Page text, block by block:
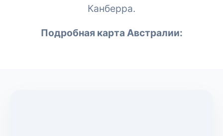
Канберра.
Подробная карта Австралии: